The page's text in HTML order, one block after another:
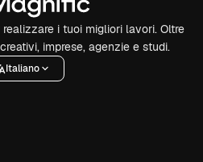
i tuoi migliori lavori. Oltre
imprese, agenzie e studi.
Italiano